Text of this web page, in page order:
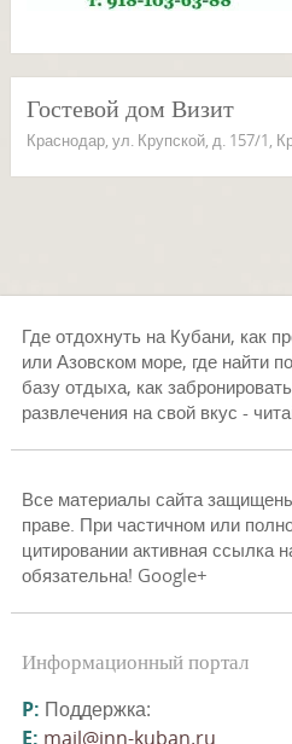
Гостевой дом Визит
Краснодар, ул. Крупской, д. 157/1,
Где отдохнуть на Кубани, как
или Азовском море, где найти
базу отдыха, как
развлечения на свой вкус -
Все материалы сайта
праве. При частичном или
цитировании активная ссылка
обязательна! Google+
Информационный портал
P: Поддержка:
E: mail@inn-kuban.ru